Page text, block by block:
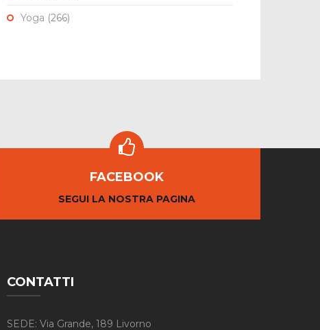
Yoga (266)
FACEBOOK
SEGUI LA NOSTRA PAGINA
CONTATTI
SEDE: Via Grande, 189 Livorno